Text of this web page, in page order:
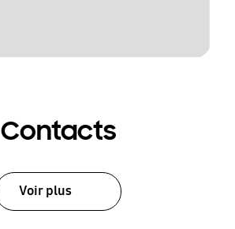
Contacts
Voir plus